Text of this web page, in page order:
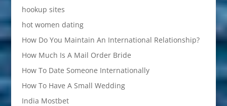
hookup sites
hot women dating
How Do You Maintain An International Relationship?
How Much Is A Mail Order Bride
How To Date Someone Internationally
How To Have A Small Wedding
India Mostbet